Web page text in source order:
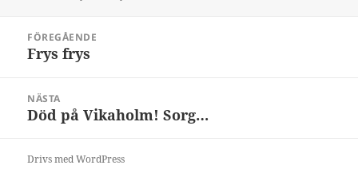
FÖREGÅENDE
Föregående
Frys frys
NÄSTA
Nästa
Död på Vikaholm! Sorg…
Drivs med WordPress